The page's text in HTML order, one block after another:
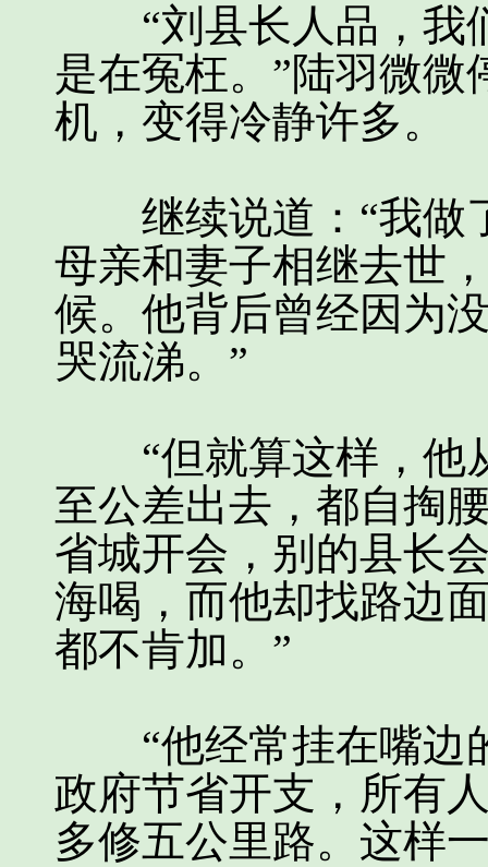
“刘县长人品，我
是在冤枉。”陆羽微
机，变得冷静许多。
继续说道：“我做
母亲和妻子相继去世
候。他背后曾经因为
哭流涕。”
“但就算这样，他
至公差出去，都自掏
省城开会，别的县长
海喝，而他却找路边
都不肯加。”
“他经常挂在嘴边
政府节省开支，所有
多修五公里路。这样